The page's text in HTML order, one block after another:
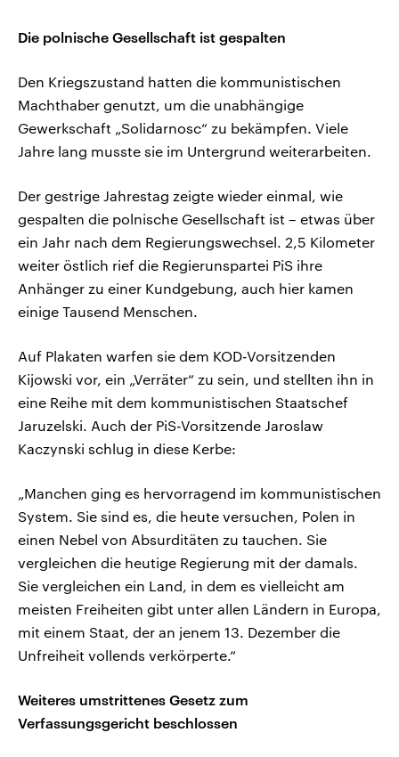
Die polnische Gesellschaft ist gespalten
Den Kriegszustand hatten die kommunistischen
Machthaber genutzt, um die unabhängige
Gewerkschaft „Solidarnosc“ zu bekämpfen. Viele
Jahre lang musste sie im Untergrund weiterarbeiten.
Der gestrige Jahrestag zeigte wieder einmal, wie
gespalten die polnische Gesellschaft ist – etwas über
ein Jahr nach dem Regierungswechsel. 2,5 Kilometer
weiter östlich rief die Regierunspartei PiS ihre
Anhänger zu einer Kundgebung, auch hier kamen
einige Tausend Menschen.
Auf Plakaten warfen sie dem KOD-Vorsitzenden
Kijowski vor, ein „Verräter“ zu sein, und stellten ihn in
eine Reihe mit dem kommunistischen Staatschef
Jaruzelski. Auch der PiS-Vorsitzende Jaroslaw
Kaczynski schlug in diese Kerbe:
„Manchen ging es hervorragend im kommunistischen
System. Sie sind es, die heute versuchen, Polen in
einen Nebel von Absurditäten zu tauchen. Sie
vergleichen die heutige Regierung mit der damals.
Sie vergleichen ein Land, in dem es vielleicht am
meisten Freiheiten gibt unter allen Ländern in Europa,
mit einem Staat, der an jenem 13. Dezember die
Unfreiheit vollends verkörperte.“
Weiteres umstrittenes Gesetz zum
Verfassungsgericht beschlossen